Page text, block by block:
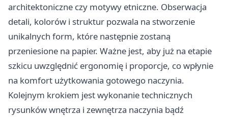
architektoniczne czy motywy etniczne. Obserwacja
detali, kolorów i struktur pozwala na stworzenie
unikalnych form, które następnie zostaną
przeniesione na papier. Ważne jest, aby już na etapie
szkicu uwzględnić ergonomię i proporcje, co wpłynie
na komfort użytkowania gotowego naczynia.
Kolejnym krokiem jest wykonanie technicznych
rysunków wnętrza i zewnętrza naczynia bądź